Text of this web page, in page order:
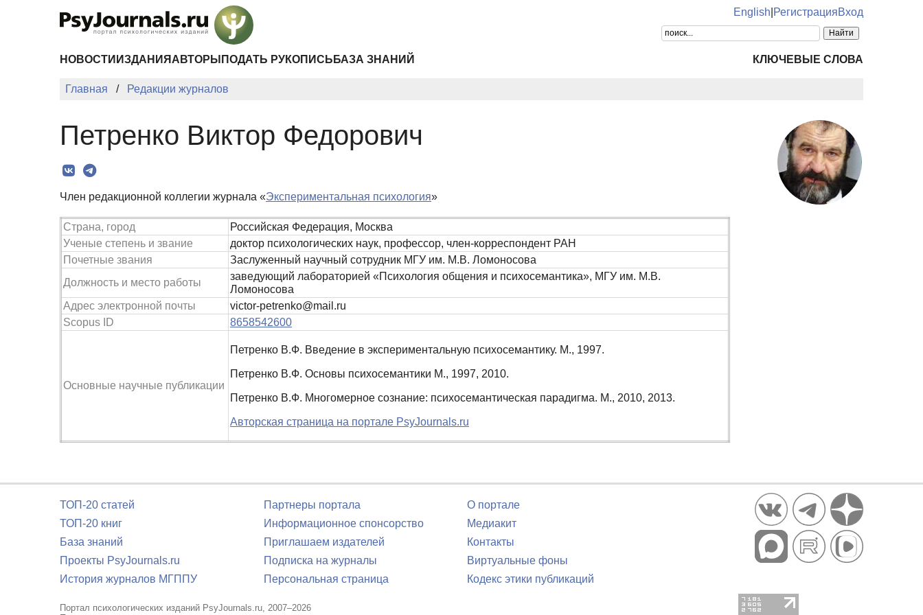
English РегистрацияВход
НОВОСТИ ИЗДАНИЯ АВТОРЫ ПОДАТЬ РУКОПИСЬ БАЗА ЗНАНИЙ КЛЮЧЕВЫЕ СЛОВА
Главная Редакции журналов
Петренко Виктор Федорович
Член редакционной коллегии журнала «Экспериментальная психология»
Страна, город
Российская Федерация, Москва
Ученые степень и звание
доктор психологических наук, профессор, член-корреспондент РАН
Почетные звания
Заслуженный научный сотрудник МГУ им. М.В. Ломоносова
Должность и место работы
заведующий лабораторией «Психология общения и психосемантика», МГУ им. М.В.
Ломоносова
Адрес электронной почты
victor-petrenko@mail.ru
Scopus ID
8658542600
Основные научные публикации
Петренко В.Ф. Введение в экспериментальную психосемантику. М., 1997.
Петренко В.Ф. Основы психосемантики М., 1997, 2010.
Петренко В.Ф. Многомерное сознание: психосемантическая парадигма. М., 2010, 2013.
Авторская страница на портале PsyJournals.ru
ТОП-20 статей
ТОП-20 книг
База знаний
Проекты PsyJournals.ru
История журналов МГППУ
Партнеры портала
Информационное спонсорство
Приглашаем издателей
Подписка на журналы
Персональная страница
О портале
Медиакит
Контакты
Виртуальные фоны
Кодекс этики публикаций
Портал психологических изданий PsyJournals.ru, 2007–2026